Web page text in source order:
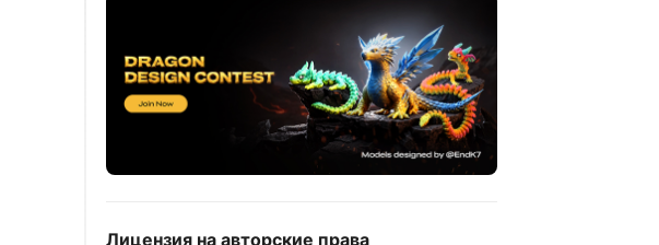
Лицензия на авторские права